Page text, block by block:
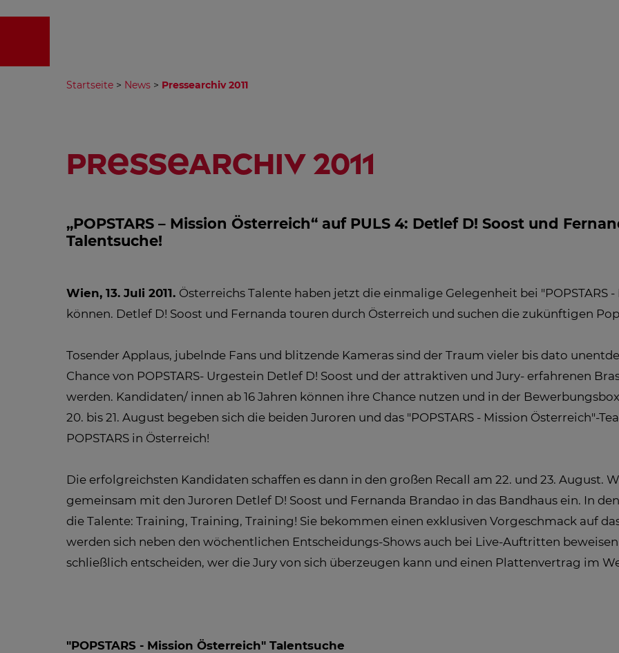
Startseite > News > Pressearchiv 2011
Pressearchiv 2011
„POPSTARS – Mission Österreich“ auf PULS 4: Detlef D! Soost und
Talentsuche!
Wien, 13. Juli 2011. Österreichs Talente haben jetzt die einmalige Gelegenheit bei "POPSTARS
können. Detlef D! Soost und Fernanda touren durch Österreich und suchen die zukünftigen
Tosender Applaus, jubelnde Fans und blitzende Kameras sind der Traum vieler bis dato
Chance von POPSTARS- Urgestein Detlef D! Soost und der attraktiven und Jury- erfahrenen
werden. Kandidaten/ innen ab 16 Jahren können ihre Chance nutzen und in der
20. bis 21. August begeben sich die beiden Juroren und das "POPSTARS - Mission Österreich"-
POPSTARS in Österreich!
Die erfolgreichsten Kandidaten schaffen es dann in den großen Recall am 22. und 23. August.
gemeinsam mit den Juroren Detlef D! Soost und Fernanda Brandao in das Bandhaus ein. In
die Talente: Training, Training, Training! Sie bekommen einen exklusiven Vorgeschmack auf
werden sich neben den wöchentlichen Entscheidungs-Shows auch bei Live-Auftritten
schließlich entscheiden, wer die Jury von sich überzeugen kann und einen Plattenvertrag im
"POPSTARS - Mission Österreich" Talentsuche